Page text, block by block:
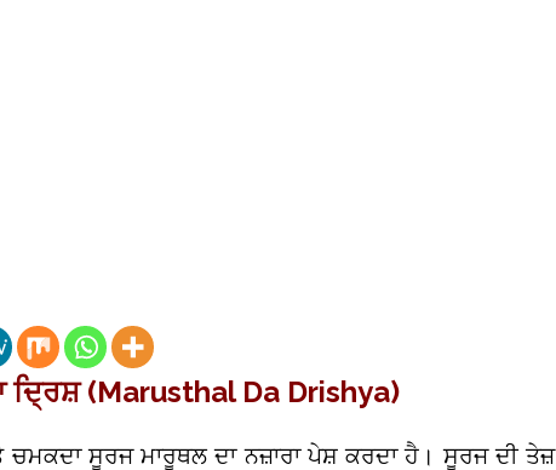
ਦ੍ਰਿਸ਼ (Marusthal Da Drishya)
ਸੂਰਜ ਮਾਰੂਥਲ ਦਾ ਨਜ਼ਾਰਾ ਪੇਸ਼ ਕਰਦਾ ਹੈ। ਸੂਰਜ ਦੀ ਤੇਜ਼